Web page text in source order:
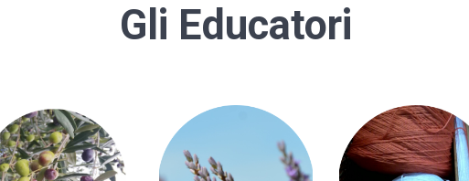
Gli Educatori